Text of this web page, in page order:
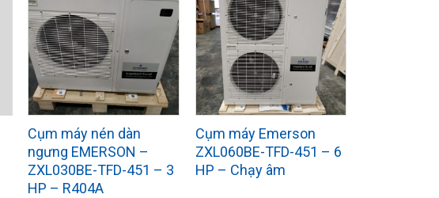
Cụm máy nén dàn
ngưng EMERSON –
ZXL030BE-TFD-451 – 3
HP – R404A
Cụm máy Emerson
ZXL060BE-TFD-451 – 6
HP – Chạy âm